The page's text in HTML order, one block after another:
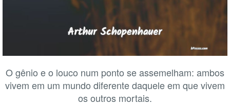
O gênio e o louco num ponto se assemelham: ambos
vivem em um mundo diferente daquele em que vivem
os outros mortais.